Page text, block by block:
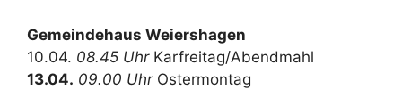
Gemeindehaus Weiershagen
10.04. 08.45 UhrKarfreitag/Abendmahl
13.04. 09.00 UhrOstermontag